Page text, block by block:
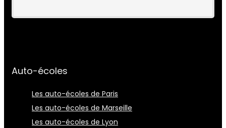
Auto-écoles
Les auto-écoles de Paris
Les auto-écoles de Marseille
Les auto-écoles de Lyon